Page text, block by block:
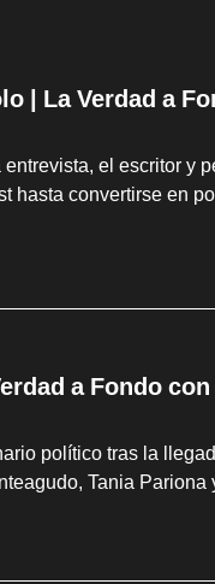
| La Verdad a
el escritor y
hasta convertirse en
a Fondo
político tras la
Tania Pariona